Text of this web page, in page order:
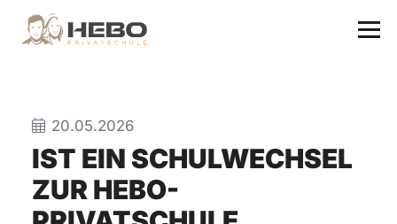
20.05.2026
IST EIN SCHULWECHSEL
ZUR HEBO-